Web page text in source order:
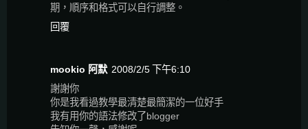
期，順序和格式可以自行調整。
回覆
mookio 阿默 2008/2/5 下午6:10
謝謝你
你是我看過教學最清楚最簡潔的一位好手
我有用你的語法修改了blogger